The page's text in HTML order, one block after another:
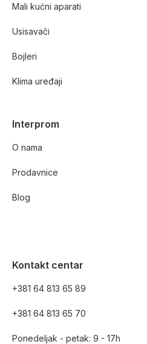
Mali kućni aparati
Usisavači
Bojleri
Klima uređaji
Interprom
O nama
Prodavnice
Blog
Kontakt centar
+381 64 813 65 89
+381 64 813 65 70
Ponedeljak - petak: 9 - 17h